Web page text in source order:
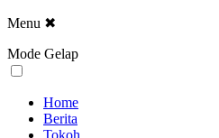
Menu ✖
Mode Gelap
Home
Berita
Tokoh